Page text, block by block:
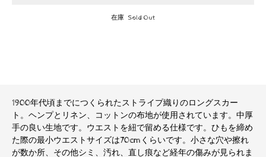
在庫 Sold Out
1900年代頃までにつくられたストライプ織りのロングスカー
ト。ヘンプとリネン、コットンの布地が使用されています。中厚
手の良い生地です。ウエストを紐で留める仕様です。ひもを締め
た際の最小ウエストサイズは70cmくらいです。小さな穴や擦れ
が数か所、その他シミ、汚れ、直し痕など経年の傷みが見られま